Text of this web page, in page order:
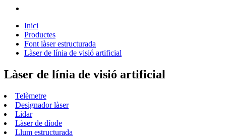
Inici
Productes
Font làser estructurada
Làser de línia de visió artificial
Làser de línia de visió artificial
Telèmetre
Designador làser
Lidar
Làser de díode
Llum estructurada